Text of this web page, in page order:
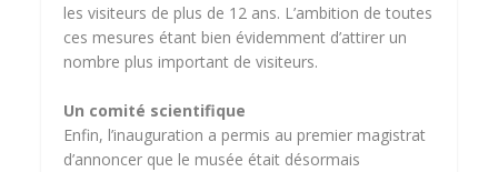
les visiteurs de plus de 12 ans. L’ambition de toutes
ces mesures étant bien évidemment d’attirer un
nombre plus important de visiteurs.
Un comité scientifique
Enfin, l’inauguration a permis au premier magistrat
d’annoncer que le musée était désormais